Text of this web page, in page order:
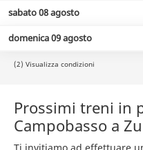
sabato 08 agosto
domenica 09 agosto
(2) Visualizza condizioni
Prossimi treni in
Campobasso a